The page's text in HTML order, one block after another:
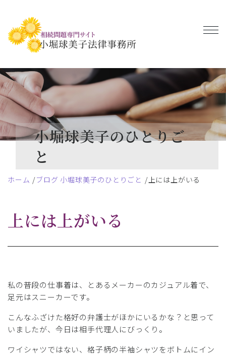
小堀球美子のひとりご
と
ホーム ブログ 小堀球美子のひとりごと 上には上がいる
上には上がいる
私の普段の仕事着は、とあるメーカーのカジュアル着で、
足元はスニーカーです。
こんなふざけた格好の弁護士がほかにいるかな？と思って
いましたが、今日は相手代理人にびっくり。
ワイシャツではない、格子柄の半袖シャツをボトムにイン